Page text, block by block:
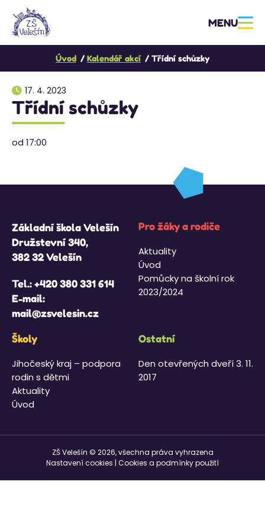
MENU
Úvod Kalendář akcí Třídní schůzky
17. 4. 2023
Třídní schůzky
od 17:00
Základní škola Velešín
Družstevní 340,
382 32 Velešín
Tel.:+420 380 331 614
E-mail:
mail@zsvelesin.cz
Pro žáky a rodiče
Aktuality
Úvod
Pomůcky na školní rok
2023/2024
Školy
Jihočeský kraj – podpora
rodin s dětmi
Aktuality
Úvod
Ostatní
Den otevřených dveří 3. 11.
2017
ZŠ Velešín © 2026, všechna práva vyhrazena
Nastavení cookies Cookies a podmínky použití